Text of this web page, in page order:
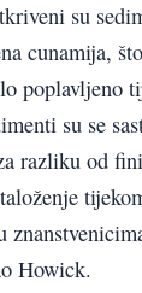
su
cunamija,
poplavljeno
su se
razliku od
Howick.